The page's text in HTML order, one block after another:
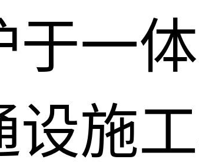
于一
设施